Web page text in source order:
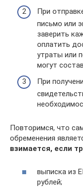
При
письмо или
заверить
оплатить
утраты или
могут
При
Повторимся, что
обременения
взимается, если
выписка из
рублей;